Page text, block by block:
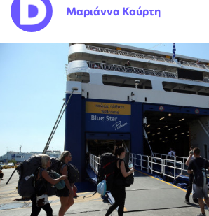
Μαριάννα Κούρτη